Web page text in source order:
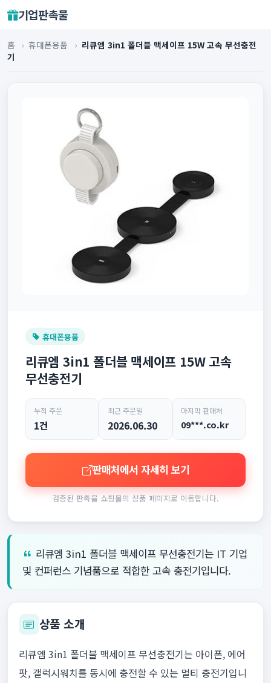
기업판촉물
홈 › 휴대폰용품 › 리큐엠 3in1 폴더블 맥세이프 15W 고속 무선충전
기
휴대폰용품
리큐엠 3in1 폴더블 맥세이프 15W 고속
무선충전기
누적 주문
1건
최근 주문일
2026.06.30
마지막 판매처
09***.co.kr
판매처에서 자세히 보기
검증된 판촉물 쇼핑몰의 상품 페이지로 이동합니다.
리큐엠 3in1 폴더블 맥세이프 무선충전기는 IT 기업
및 컨퍼런스 기념품으로 적합한 고속 충전기입니다.
상품 소개
리큐엠 3in1 폴더블 맥세이프 무선충전기는 아이폰, 에어
팟, 갤럭시워치를 동시에 충전할 수 있는 멀티 충전기입니